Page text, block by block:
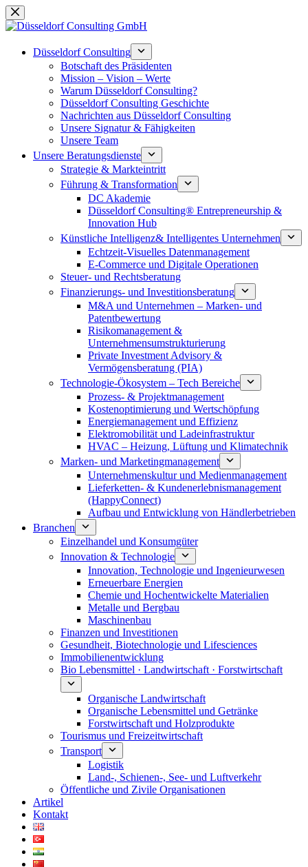
Zum
Inhalt
Düsseldorf Consulting
Botschaft des Präsidenten
Mission – Vision – Werte
Warum Düsseldorf Consulting?
Düsseldorf Consulting Geschichte
Nachrichten aus Düsseldorf Consulting
Unsere Signatur & Fähigkeiten
Unsere Team
Unsere Beratungsdienste
Strategie & Markteintritt
Führung & Transformation
DC Akademie
Düsseldorf Consulting® Entrepreneurship &
Innovation Hub
Künstliche Intelligenz& Intelligentes Unternehmen
Echtzeit-Visuelles Datenmanagement
E-Commerce und Digitale Operationen
Steuer- und Rechtsberatung
Finanzierungs- und Investitionsberatung
M&A und Unternehmen – Marken- und
Patentbewertung
Risikomanagement &
Unternehmensumstrukturierung
Private Investment Advisory &
Vermögensberatung (PIA)
Technologie-Ökosystem – Tech Bereiche
Prozess- & Projektmanagement
Kostenoptimierung und Wertschöpfung
Energiemanagement und Effizienz
Elektromobilität und Ladeinfrastruktur
HVAC – Heizung, Lüftung und Klimatechnik
Marken- und Marketingmanagement
Unternehmenskultur und Medienmanagement
Lieferketten- & Kundenerlebnismanagement
(HappyConnect)
Aufbau und Entwicklung von Händlerbetrieben
Branchen
Einzelhandel und Konsumgüter
Innovation & Technologie
Innovation, Technologie und Ingenieurwesen
Erneuerbare Energien
Chemie und Hochentwickelte Materialien
Metalle und Bergbau
Maschinenbau
Finanzen und Investitionen
Gesundheit, Biotechnologie und Lifesciences
Immobilienentwicklung
Bio Lebensmittel · Landwirtschaft · Forstwirtschaft
Organische Landwirtschaft
Organische Lebensmittel und Getränke
Forstwirtschaft und Holzprodukte
Tourismus und Freizeitwirtschaft
Transport
Logistik
Land-, Schienen-, See- und Luftverkehr
Öffentliche und Zivile Organisationen
Artikel
Kontakt